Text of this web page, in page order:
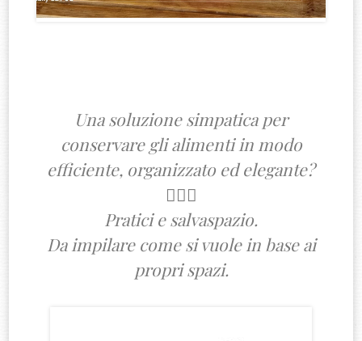
Una soluzione simpatica per
conservare gli alimenti in modo
efficiente, organizzato ed elegante?
🙋🏻‍♀️
Pratici e salvaspazio.
Da impilare come si vuole in base ai
propri spazi.